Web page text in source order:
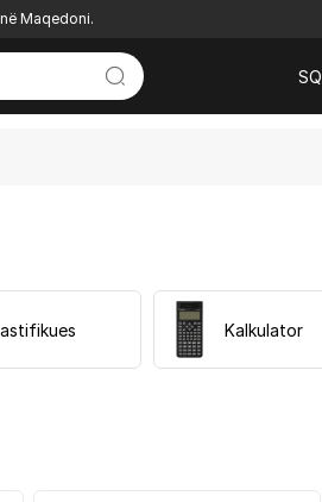
Maqedoni.
SQ
Kalkulator